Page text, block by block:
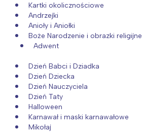
Kartki okolicznościowe
Andrzejki
Anioły i Aniołki
Boże Narodzenie i obrazki religijne
Adwent
Dzień Babci i Dziadka
Dzień Dziecka
Dzień Nauczyciela
Dzień Taty
Halloween
Karnawał i maski karnawałowe
Mikołaj